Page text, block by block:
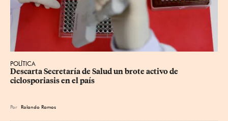
POLÍTICA
Descarta Secretaría de Salud un brote activo de
ciclosporiasis en el país
Por Rolando Ramos